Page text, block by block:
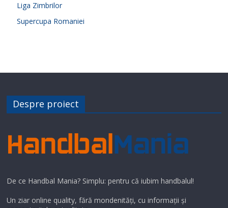
Liga Zimbrilor
Supercupa Romaniei
Despre proiect
De ce Handbal Mania? Simplu: pentru că iubim handbalul!
Un ziar online quality, fără mondenități, cu informații și